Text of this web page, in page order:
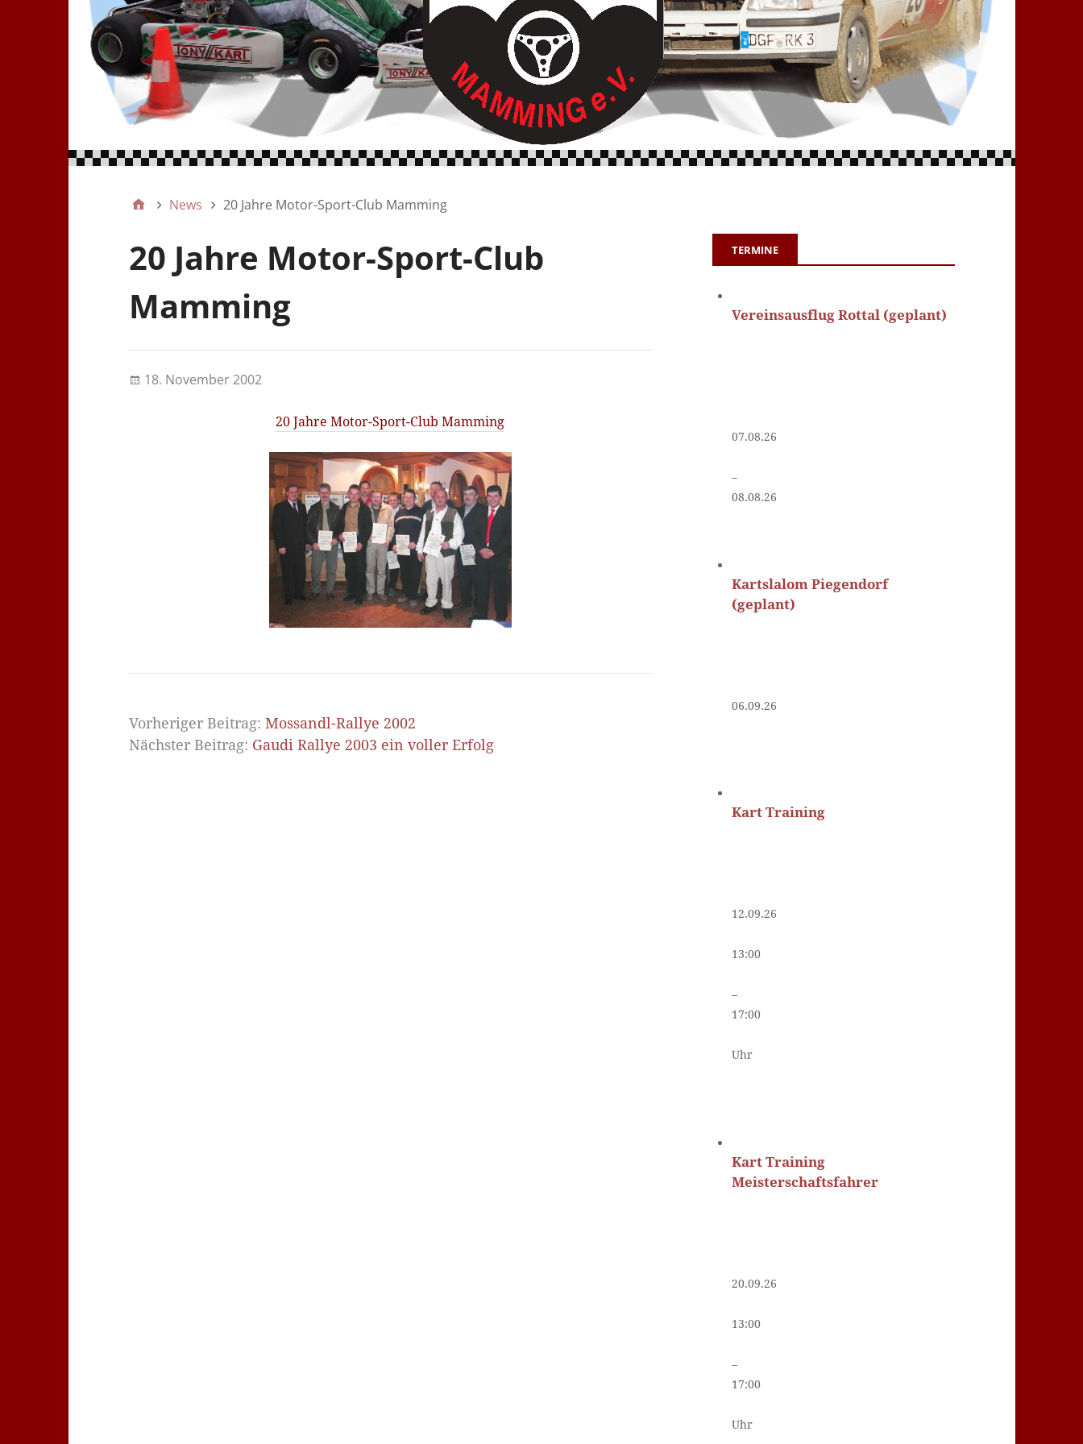
News 20 Jahre Motor-Sport-Club Mamming
20 Jahre Motor-Sport-Club
Mamming
18. November 2002
20 Jahre Motor-Sport-Club Mamming
Vorheriger Beitrag: Mossandl-Rallye 2002
Nächster Beitrag: Gaudi Rallye 2003 ein voller Erfolg
TERMINE
Vereinsausflug Rottal (geplant)
07.08.26
–
08.08.26
Kartslalom Piegendorf
(geplant)
06.09.26
Kart Training
12.09.26
13:00
–
17:00
Uhr
Kart Training
Meisterschaftsfahrer
20.09.26
13:00
–
17:00
Uhr